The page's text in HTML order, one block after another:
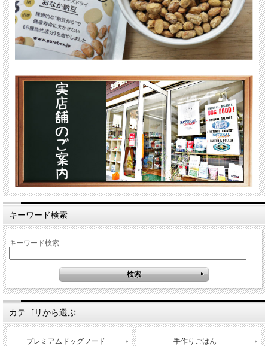
キーワード検索
キーワード検索
カテゴリから選ぶ
プレミアムドッグフード 手作りごはん